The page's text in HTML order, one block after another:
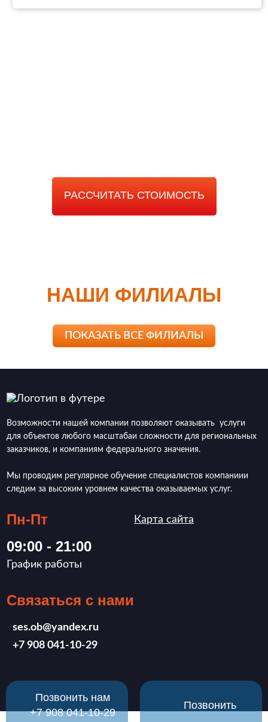
Позвонить нам
‪+7 908 041-10-29
Позвонить
РАССЧИТАТЬ СТОИМОСТЬ
НАШИ ФИЛИАЛЫ
ПОКАЗАТЬ ВСЕ ФИЛИАЛЫ
Возможности нашей компании позволяют оказывать услуги
для объектов любого масштабаи сложности для региональных
заказчиков, и компаниям федерального значения.
Мы проводим регулярное обучение специалистов компаниии
следим за высоким уровнем качества оказываемых услуг.
Пн-Пт
09:00 - 21:00
График работы
Связаться с нами
ses.ob@yandex.ru
‪+7 908 041-10-29
Карта сайта